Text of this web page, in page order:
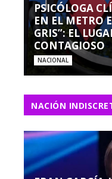
PSICÓLOGA
EN EL METRO
GRIS”: EL
CONTAGIOSO
NACIONAL
NACIÓN